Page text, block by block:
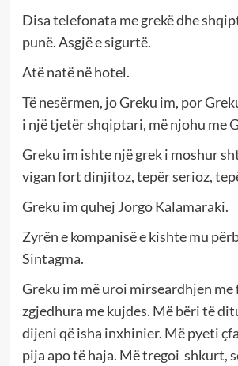
Disa telefonata me grekë dhe
punë. Asgjë e sigurtë.
Atë natë në hotel.
Të nesërmen, jo Greku im, por
i një tjetër shqiptari, më njohu me
Greku im ishte një grek i moshur
vigan fort dinjitoz, tepër serioz,
Greku im quhej Jorgo Kalamaraki.
Zyrën e kompanisë e kishte mu
Sintagma.
Greku im më uroi mirseardhjen me
zgjedhura me kujdes. Më bëri të
dijeni që isha inxhinier. Më pyeti
pija apo të haja. Më tregoi shkurt,